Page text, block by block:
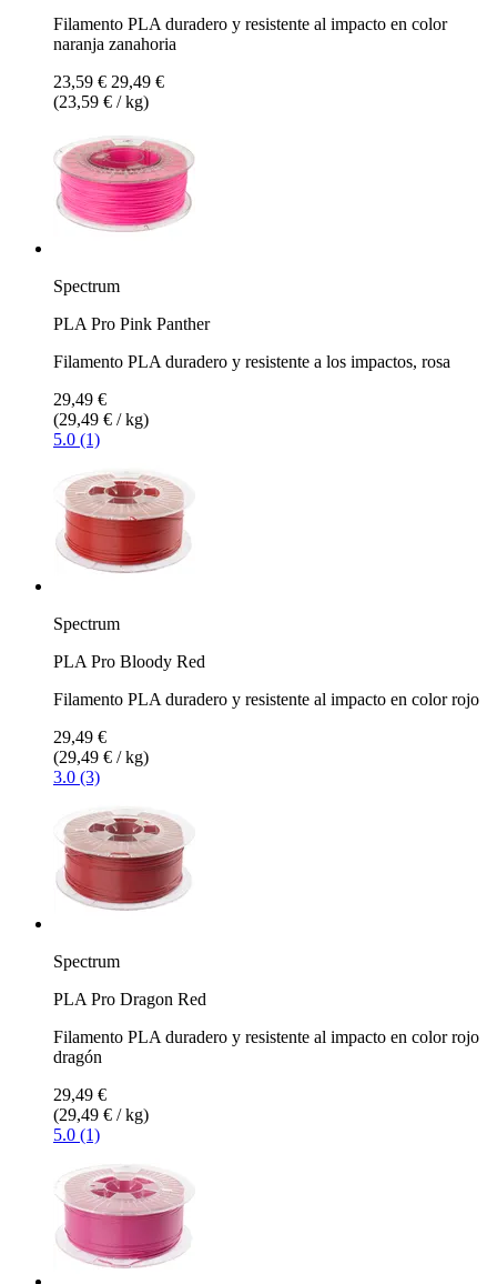
Filamento PLA duradero y resistente al impacto en color
naranja zanahoria
23,59 € 29,49 €
(23,59 € / kg)
Spectrum
PLA Pro Pink Panther
Filamento PLA duradero y resistente a los impactos, rosa
29,49 €
(29,49 € / kg)
5.0 (1)
Spectrum
PLA Pro Bloody Red
Filamento PLA duradero y resistente al impacto en color rojo
29,49 €
(29,49 € / kg)
3.0 (3)
Spectrum
PLA Pro Dragon Red
Filamento PLA duradero y resistente al impacto en color rojo
dragón
29,49 €
(29,49 € / kg)
5.0 (1)